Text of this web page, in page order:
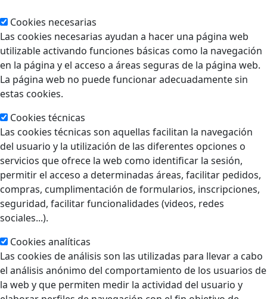
Cookies necesarias
Las cookies necesarias ayudan a hacer una página web
utilizable activando funciones básicas como la navegación
en la página y el acceso a áreas seguras de la página web.
La página web no puede funcionar adecuadamente sin
estas cookies.
Cookies técnicas
Las cookies técnicas son aquellas facilitan la navegación
del usuario y la utilización de las diferentes opciones o
servicios que ofrece la web como identificar la sesión,
permitir el acceso a determinadas áreas, facilitar pedidos,
compras, cumplimentación de formularios, inscripciones,
seguridad, facilitar funcionalidades (videos, redes
sociales...).
Cookies analíticas
Las cookies de análisis son las utilizadas para llevar a cabo
el análisis anónimo del comportamiento de los usuarios de
la web y que permiten medir la actividad del usuario y